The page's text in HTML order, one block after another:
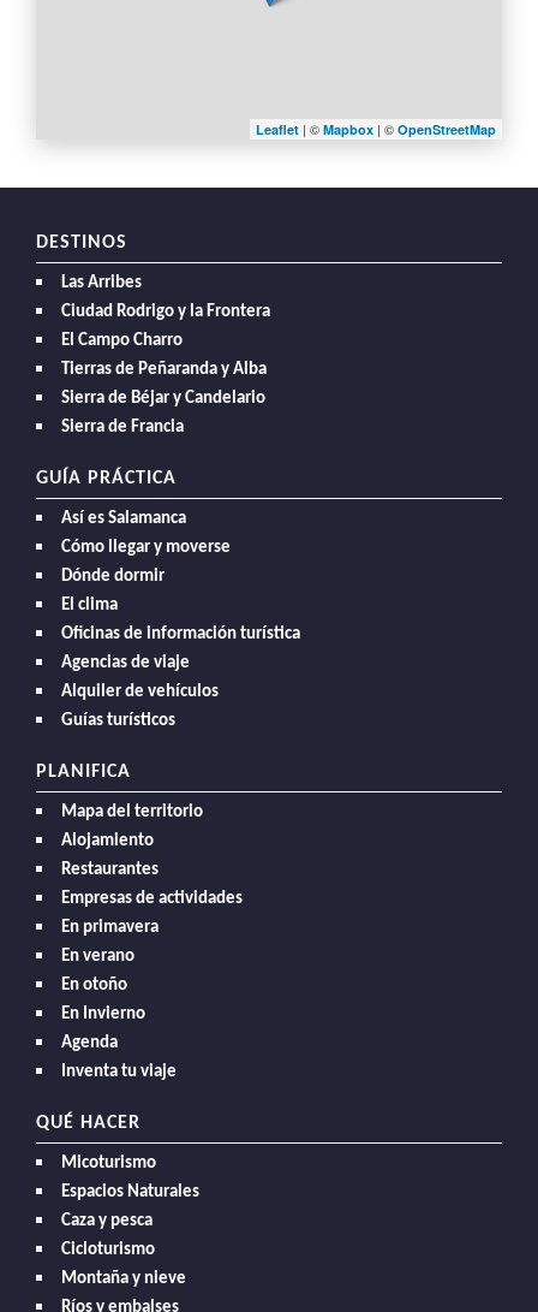
Leaflet | © Mapbox | © OpenStreetMap
DESTINOS
Las Arribes
Ciudad Rodrigo y la Frontera
El Campo Charro
Tierras de Peñaranda y Alba
Sierra de Béjar y Candelario
Sierra de Francia
GUÍA PRÁCTICA
Así es Salamanca
Cómo llegar y moverse
Dónde dormir
El clima
Oficinas de información turística
Agencias de viaje
Alquiler de vehículos
Guías turísticos
PLANIFICA
Mapa del territorio
Alojamiento
Restaurantes
Empresas de actividades
En primavera
En verano
En otoño
En Invierno
Agenda
Inventa tu viaje
QUÉ HACER
Micoturismo
Espacios Naturales
Caza y pesca
Cicloturismo
Montaña y nieve
Ríos y embalses